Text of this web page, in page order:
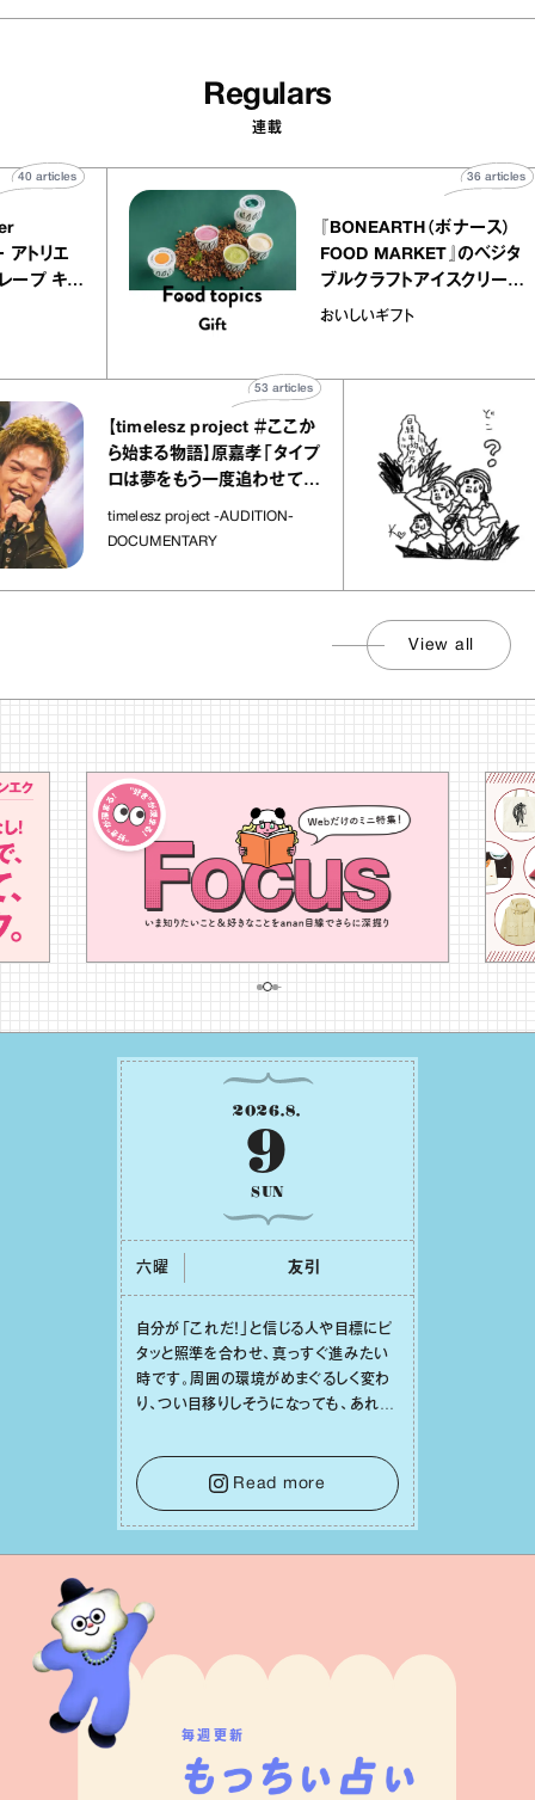
Regulars
連載
atelier
クアリー アトリエ
のミルクレープ キャ
『BONEARTH（ボ
FOOD MARKET』
ブルクラフトアイス
｜真野知子の「お
おいしいギフト
【timelesz project ＃ここか
ら始まる物語】原嘉孝「タイプ
ロは夢をもう一度追わせてく
れた場所」
timelesz project -AUDITION-
DOCUMENTARY
「日
さん
社会の
View all
2026.8.
9
SUN
六曜 友引
⾃分が「これだ！」と信じる⼈や⽬標にピ
タッと照準を合わせ、真っすぐ進みたい
時です。周囲の環境がめまぐるしく変わ
り、つい⽬移りしそうになっても、あれこ
をそっと⼿放し、⽬の前のことに集中しま
しょう。そのブレない決意が、あなたにと
って有意義で安定した成果を引き寄せま
す。
Read more
毎週更新